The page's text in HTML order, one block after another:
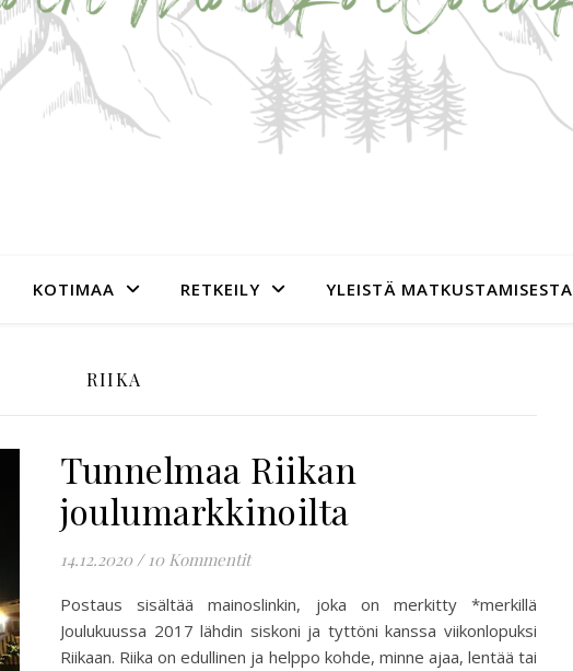
KOTIMAA RETKEILY YLEISTÄ MATKUSTAMISESTA
RIIKA
Tunnelmaa Riikan
joulumarkkinoilta
14.12.2020 / 10 Kommentit
Postaus sisältää mainoslinkin, joka on merkitty *merkillä
Joulukuussa 2017 lähdin siskoni ja tyttöni kanssa viikonlopuksi
Riikaan. Riika on edullinen ja helppo kohde, minne ajaa, lentää tai